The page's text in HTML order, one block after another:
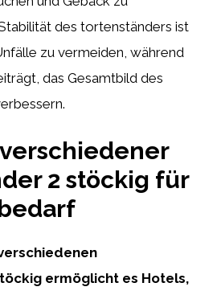
des tortenständers ist
zu vermeiden, während
das Gesamtbild des
2 stöckig für
ermöglicht es Hotels,